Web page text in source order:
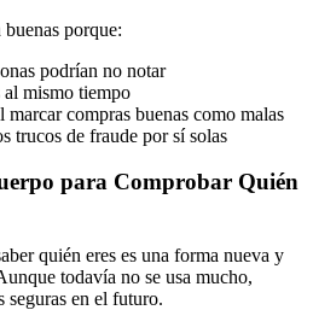
porque:
podrían no notar
al mismo tiempo
marcar compras buenas como malas
trucos de fraude por sí solas
para Comprobar Quién
quién eres es una forma nueva y
todavía no se usa mucho,
seguras en el futuro.